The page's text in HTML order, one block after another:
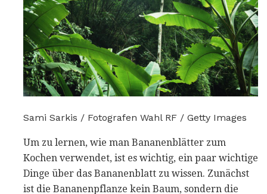
Sami Sarkis / Fotografen Wahl RF / Getty Images
Um zu lernen, wie man Bananenblätter zum
Kochen verwendet, ist es wichtig, ein paar wichtige
Dinge über das Bananenblatt zu wissen. Zunächst
ist die Bananenpflanze kein Baum, sondern die